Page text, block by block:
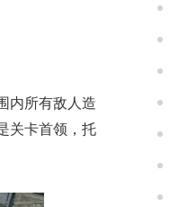
内所有敌人造
关卡首领，托